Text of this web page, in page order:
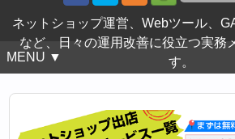
ネットショップ運営、Webツール、
など、日々の運用改善に役立つ実務
す。
MENU ▼